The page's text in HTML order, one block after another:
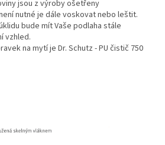
jsou z výroby ošetřeny
nutné je dále voskovat nebo leštit.
bude mít Vaše podlaha stále
vzhled.
na mytí je Dr. Schutz - PU čistič 750